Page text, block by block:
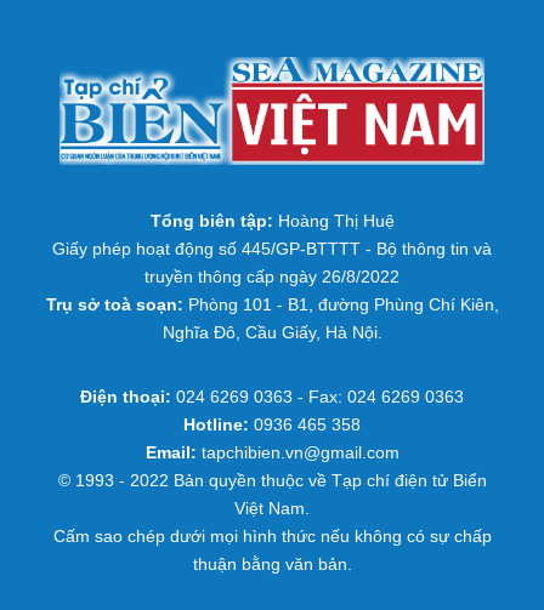
Tổng biên tập: Hoàng Thị Huệ
Giấy phép hoạt động số 445/GP-BTTTT - Bộ thông tin và
truyền thông cấp ngày 26/8/2022
Trụ sở toà soạn: Phòng 101 - B1, đường Phùng Chí Kiên,
Nghĩa Đô, Cầu Giấy, Hà Nội.
Điện thoại: 024 6269 0363 - Fax: 024 6269 0363
Hotline: 0936 465 358
Email: tapchibien.vn@gmail.com
© 1993 - 2022 Bản quyền thuộc về Tạp chí điện tử Biển
Việt Nam.
Cấm sao chép dưới mọi hình thức nếu không có sự chấp
thuận bằng văn bản.